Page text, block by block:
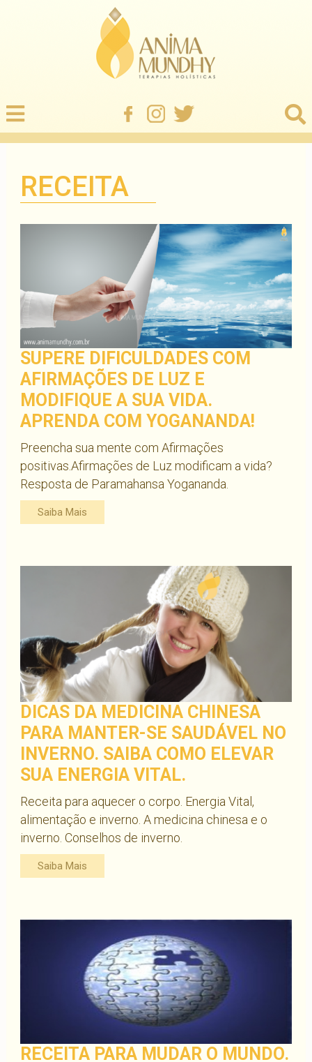
RECEITA
SUPERE DIFICULDADES COM
AFIRMAÇÕES DE LUZ E
MODIFIQUE A SUA VIDA.
APRENDA COM YOGANANDA!
Preencha sua mente com Afirmações
positivas.Afirmações de Luz modificam a vida?
Resposta de Paramahansa Yogananda.
Saiba Mais
DICAS DA MEDICINA CHINESA
PARA MANTER-SE SAUDÁVEL NO
INVERNO. SAIBA COMO ELEVAR
SUA ENERGIA VITAL.
Receita para aquecer o corpo. Energia Vital,
alimentação e inverno. A medicina chinesa e o
inverno. Conselhos de inverno.
Saiba Mais
RECEITA PARA MUDAR O MUNDO.